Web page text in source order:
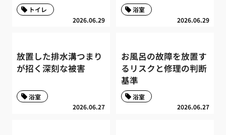
2026.06.29
トイレ
2026.06.29
浴室
放置した排水溝つまり
が招く深刻な被害
2026.06.27
浴室
お風呂の故障を放置す
るリスクと修理の判断
基準
2026.06.27
浴室